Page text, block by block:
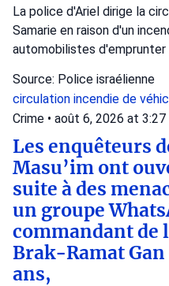
La police d'Ariel dirige la
Samarie en raison d'un
automobilistes
Source: Police israélienne
circulation incendie de
Crime • août 6, 2026 at 3:27
Les enquêteurs
Masu’im ont
suite à des
un groupe
commandant de
Brak-Ramat
ans,